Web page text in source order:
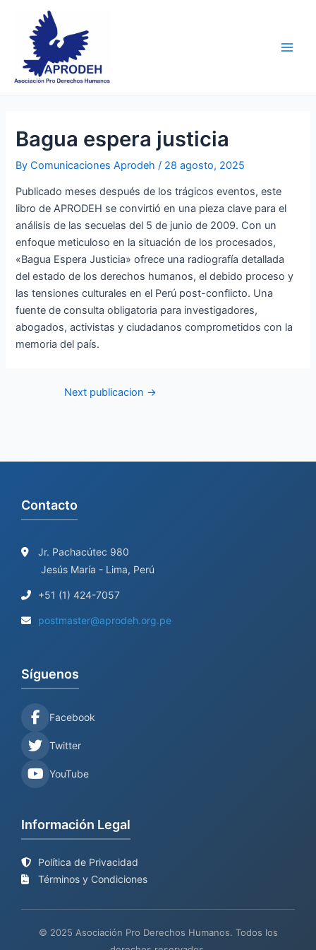
content
Bagua espera justicia
ByComunicaciones Aprodeh/ 28 agosto, 2025
Publicado meses después de los trágicos eventos, este
libro de APRODEH se convirtió en una pieza clave para el
análisis de las secuelas del 5 de junio de 2009. Con un
enfoque meticuloso en la situación de los procesados,
«Bagua Espera Justicia» ofrece una radiografía detallada
del estado de los derechos humanos, el debido proceso y
las tensiones culturales en el Perú post-conflicto. Una
fuente de consulta obligatoria para investigadores,
abogados, activistas y ciudadanos comprometidos con la
memoria del país.
navigation
Next publicacion →
Contacto
Jr. Pachacútec 980
Jesús María - Lima, Perú
+51 (1) 424-7057
postmaster@aprodeh.org.pe
Síguenos
Facebook
Twitter
YouTube
Información Legal
Política de Privacidad
Términos y Condiciones
© 2025 Asociación Pro Derechos Humanos. Todos los